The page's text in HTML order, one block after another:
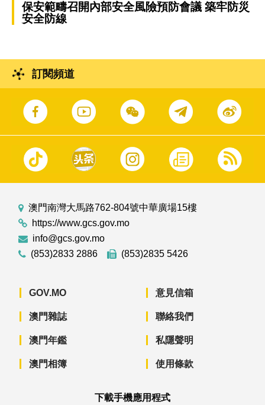
保安範疇召開內部安全風險預防會議 築牢防災
安全防線
訂閱頻道
澳門南灣大馬路762-804號中華廣場15樓
https://www.gcs.gov.mo
info@gcs.gov.mo
(853)2833 2886
(853)2835 5426
GOV.MO
澳門雜誌
澳門年鑑
澳門相簿
意見信箱
聯絡我們
私隱聲明
使用條款
下載手機應用程式